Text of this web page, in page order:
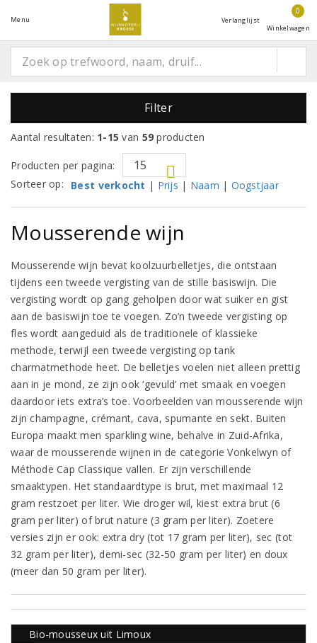
Menu Verlanglijst
0
Winkelwagen
Filter
Aantal resultaten: 1-15 van 59 producten
Producten per pagina:
Sorteer op:
Best verkocht | Prijs | Naam | Oogstjaar
Mousserende wijn
Mousserende wijn bevat koolzuurbelletjes, die ontstaan
tijdens een tweede vergisting van de stille basiswijn. Die
vergisting wordt op gang geholpen door wat suiker en gist
aan de basiswijn toe te voegen. Zo’n tweede vergisting op
fles wordt aangeduid als de traditionele of klassieke
methode, terwijl een tweede vergisting op tank
charmatmethode heet. De belletjes voelen niet alleen prettig
aan in je mond, ze zijn ook ‘gevuld’ met smaak en voegen
daardoor iets extra’s toe. Voorbeelden van mousserende wijn
zijn champagne, crémant, cava, spumante en sekt. Buiten
Europa maakt men sparkling wine, behalve in Zuid-Afrika,
waar de mousserende wijnen in de categorie Vonkelwyn of
Méthode Cap Classique vallen. Er zijn verschillende
smaaktypen. Het standaardtype is brut, met maximaal 12
gram restzoet per liter. Wie droger wil, kiest extra brut (6
gram per liter) of brut nature (3 gram per liter). Zoetere
versies zijn er ook: extra dry (tot 17 gram per liter), sec (tot
32 gram per liter), demi-sec (32-50 gram per liter) en doux
(meer dan 50 gram per liter).
Bio-mousseux uit Limoux